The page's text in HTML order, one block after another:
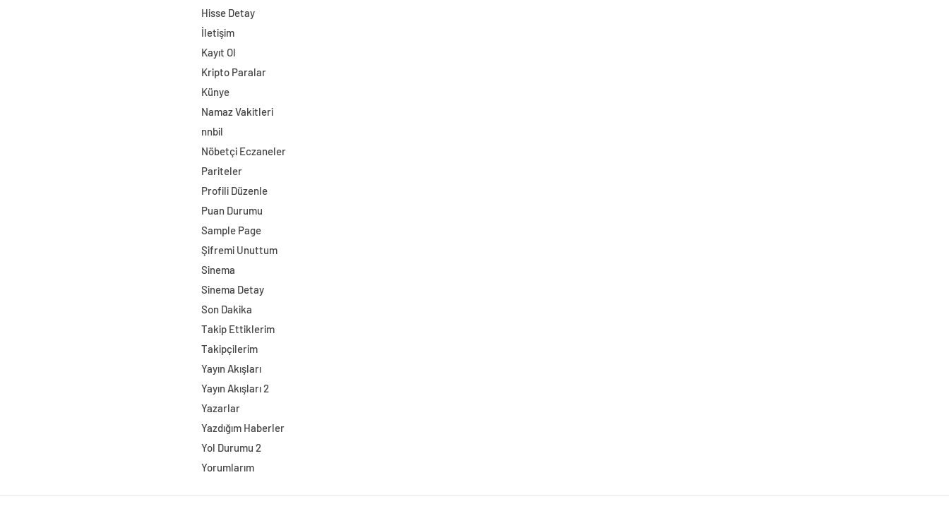
Hisse Detay
İletişim
Kayıt Ol
Kripto Paralar
Künye
Namaz Vakitleri
nnbil
Nöbetçi Eczaneler
Pariteler
Profili Düzenle
Puan Durumu
Sample Page
Şifremi Unuttum
Sinema
Sinema Detay
Son Dakika
Takip Ettiklerim
Takipçilerim
Yayın Akışları
Yayın Akışları 2
Yazarlar
Yazdığım Haberler
Yol Durumu 2
Yorumlarım